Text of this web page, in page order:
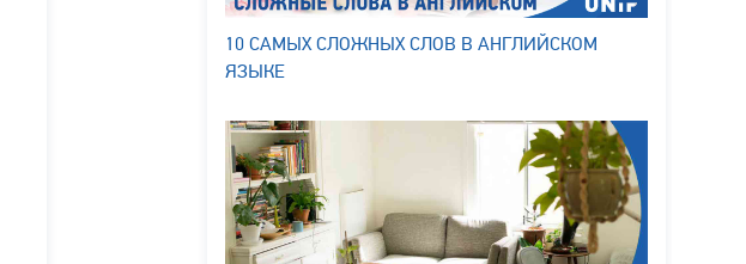
10 САМЫХ СЛОЖНЫХ СЛОВ В АНГЛИЙСКОМ
ЯЗЫКЕ